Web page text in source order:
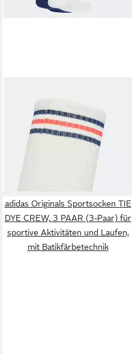
Sportsocken 3-STREIFEN
KNIESTRÜMPFE, 2 PAAR (2-
Paar) für sportive Aktivitäten
und Laufen, 2-teiliges Set
ab 18,99 € UVP23,00 €
adidas Originals Sportsocken TIE
DYE CREW, 3 PAAR (3-Paar) für
sportive Aktivitäten und Laufen,
mit Batikfärbetechnik